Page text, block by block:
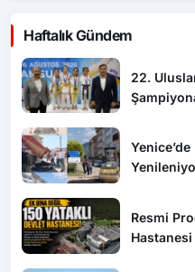
Haftalık Gündem
22.
Resmi
Hastanesi